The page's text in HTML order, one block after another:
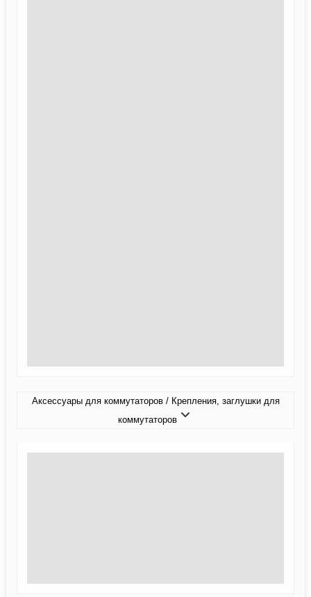
Аксессуары для коммутаторов / Крепления, заглушки для
коммутаторов